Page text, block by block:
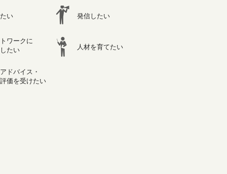
い 発信したい
ワークに
たい
人材を育てたい
ドバイス・
価を受けたい